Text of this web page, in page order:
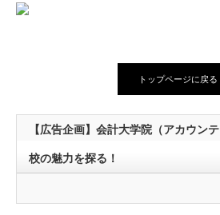
トップページに戻る
【広告企画】会計大学院（アカウン
校の魅力を探る！